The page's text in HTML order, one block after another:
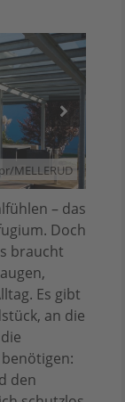
MELLERUD
– das
Doch
braucht
Es gibt
an die
den